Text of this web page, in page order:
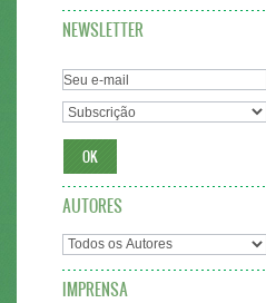
NEWSLETTER
AUTORES
IMPRENSA